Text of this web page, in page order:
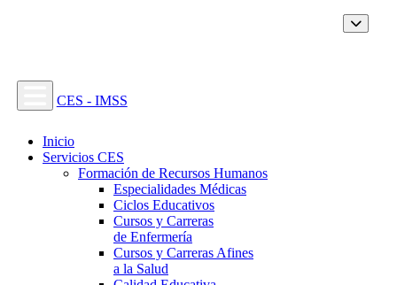
CES - IMSS
Inicio
Servicios CES
Formación de Recursos Humanos
Especialidades Médicas
Ciclos Educativos
Cursos y Carreras
de Enfermería
Cursos y Carreras Afines
a la Salud